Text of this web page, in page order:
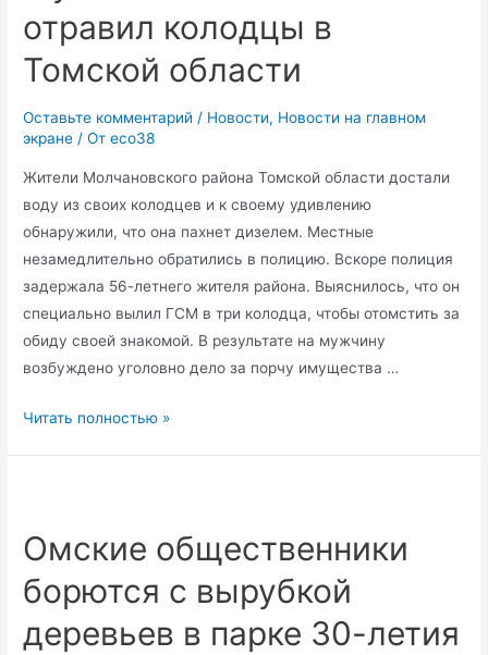
из-
за
утонувшей
отравил колодцы в
Томской области
Оставьте комментарий / Новости, Новости на главном
экране / От eco38
Жители Молчановского района Томской области достали
воду из своих колодцев и к своему удивлению
обнаружили, что она пахнет дизелем. Местные
незамедлительно обратились в полицию. Вскоре полиция
задержала 56-летнего жителя района. Выяснилось, что он
специально вылил ГСМ в три колодца, чтобы отомстить за
обиду своей знакомой. В результате на мужчину
возбуждено уголовно дело за порчу имущества …
Мужчина
в
Томской
области
Читать полностью »
Омские общественники
борются с вырубкой
деревьев в парке 30-летия